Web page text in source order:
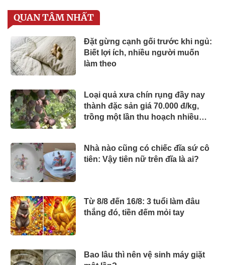
QUAN TÂM NHẤT
Đặt gừng cạnh gối trước khi ngủ:
Biết lợi ích, nhiều người muốn
làm theo
Loại quả xưa chín rụng đầy nay
thành đặc sản giá 70.000 đ/kg,
trồng một lần thu hoạch nhiều
Nhà nào cũng có chiếc đĩa sứ cô
tiên: Vậy tiên nữ trên đĩa là ai?
Từ 8/8 đến 16/8: 3 tuổi làm đâu
thắng đó, tiền đếm mỏi tay
Bao lâu thì nên vệ sinh máy giặt